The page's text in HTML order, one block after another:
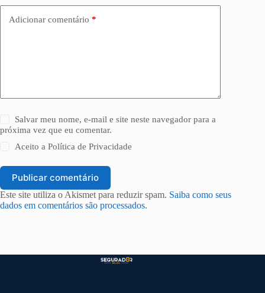
Adicionar comentário *
Salvar meu nome, e-mail e site neste navegador para a
próxima vez que eu comentar.
Aceito aPolítica de Privacidade
Publicar comentário
Este site utiliza o Akismet para reduzir spam. Saiba como seus
dados em comentários são processados.